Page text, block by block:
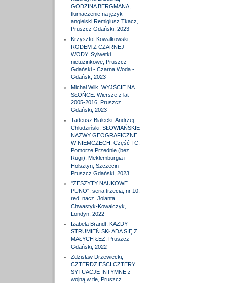
GODZINA BERGMANA,
tłumaczenie na język
angielski Remigiusz Tkacz,
Pruszcz Gdański, 2023
Krzysztof Kowalkowski,
RODEM Z CZARNEJ
WODY. Sylwetki
nietuzinkowe, Pruszcz
Gdański - Czarna Woda -
Gdańsk, 2023
Michał Wilk, WYJŚCIE NA
SŁOŃCE. Wiersze z lat
2005-2016, Pruszcz
Gdański, 2023
Tadeusz Białecki, Andrzej
Chludziński, SŁOWIAŃSKIE
NAZWY GEOGRAFICZNE
W NIEMCZECH. Część I C:
Pomorze Przednie (bez
Rugii), Meklemburgia i
Holsztyn, Szczecin -
Pruszcz Gdański, 2023
"ZESZYTY NAUKOWE
PUNO", seria trzecia, nr 10,
red. nacz. Jolanta
Chwastyk-Kowalczyk,
Londyn, 2022
Izabela Brandt, KAŻDY
STRUMIEŃ SKŁADA SIĘ Z
MAŁYCH ŁEZ, Pruszcz
Gdański, 2022
Zdzisław Drzewiecki,
CZTERDZIEŚCI CZTERY
SYTUACJE INTYMNE z
wojną w tle, Pruszcz